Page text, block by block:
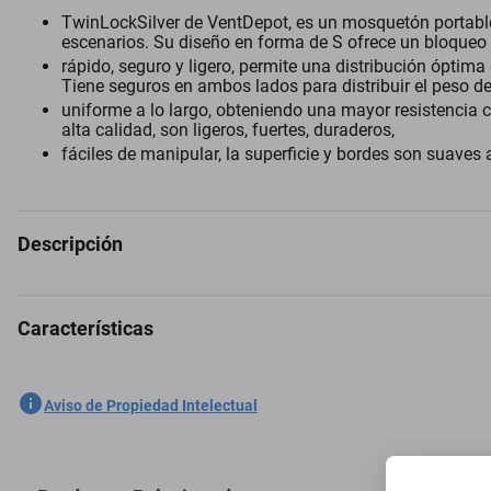
TwinLockSilver de VentDepot, es un mosquetón
escenarios. Su diseño en forma de S ofrece un bloqueo
rápido, seguro y ligero, permite una distribución
Tiene seguros en ambos lados para distribuir el peso
uniforme a lo largo, obteniendo una mayor resistencia
alta calidad, son ligeros, fuertes, duraderos,
fáciles de manipular, la superficie y bordes son
Descripción
Clip Carabinero 4Pzas, 10kg, Forma S, Bloqueo Automático,
Características
SKU
Aviso de Propiedad Intelectual